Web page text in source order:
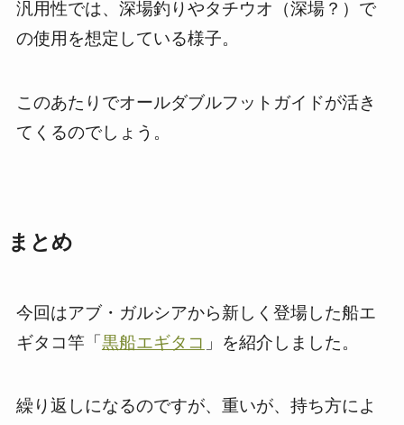
汎用性では、深場釣りやタチウオ（深場？）で
の使用を想定している様子。
このあたりでオールダブルフットガイドが活き
てくるのでしょう。
まとめ
今回はアブ・ガルシアから新しく登場した船エ
ギタコ竿「黒船エギタコ 」を紹介しました。
繰り返しになるのですが、重いが、持ち方によ